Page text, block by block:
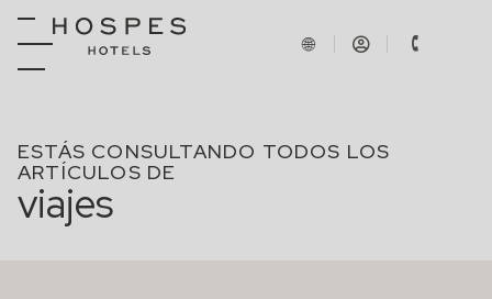
ESTÁS CONSULTANDO TODOS LOS
ARTÍCULOS DE
viajes